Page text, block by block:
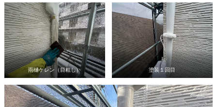
雨樋ケレン（目粗し） 塗装１回目